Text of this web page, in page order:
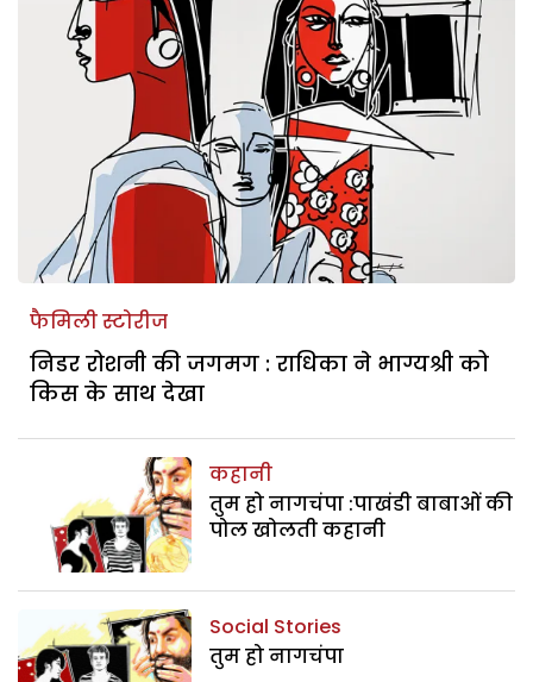
फैमिली स्टोरीज
निडर रोशनी की जगमग : राधिका ने भाग्यश्री को
किस के साथ देखा
कहानी
तुम हो नागचंपा :पाखंडी बाबाओं की
पोल खोलती कहानी
Social Stories
तुम हो नागचंपा